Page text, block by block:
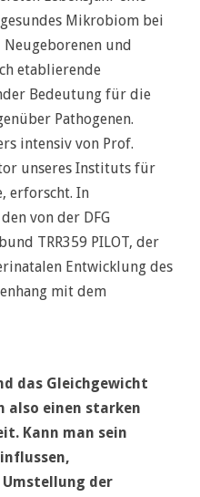
Mikrobiom bei
und
etablierende
Bedeutung für die
Pathogenen.
intensiv von Prof.
unseres Instituts für
erforscht. In
von der DFG
TRR359 PILOT, der
Entwicklung des
mit dem
das Gleichgewicht
also einen starken
Kann man sein
Umstellung der